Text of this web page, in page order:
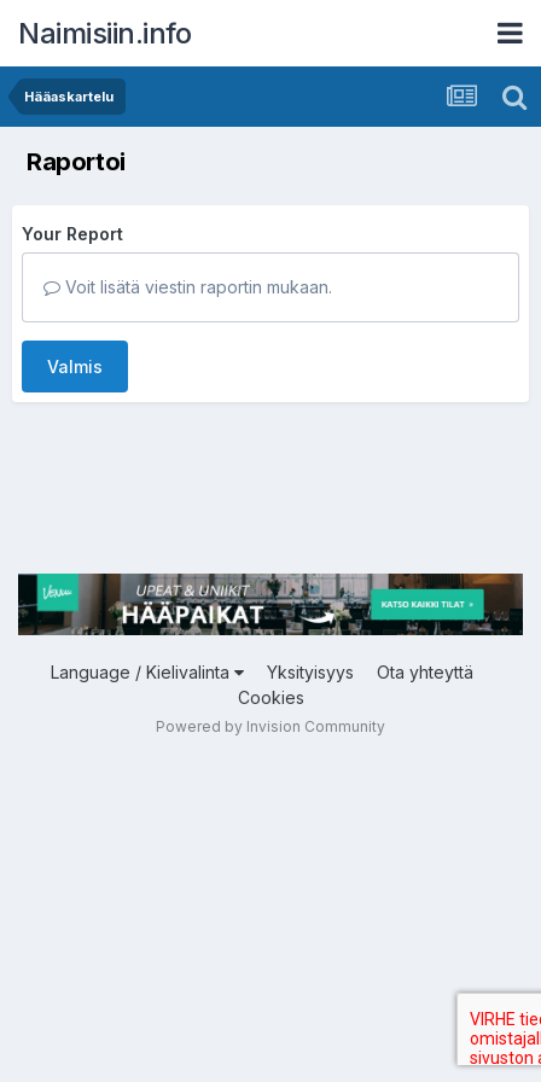
Naimisiin.info
Hääaskartelu
Raportoi
Your Report
Voit lisätä viestin raportin mukaan.
Valmis
Language / Kielivalinta Yksityisyys
Ota yhteyttä
Cookies
Powered by Invision Community